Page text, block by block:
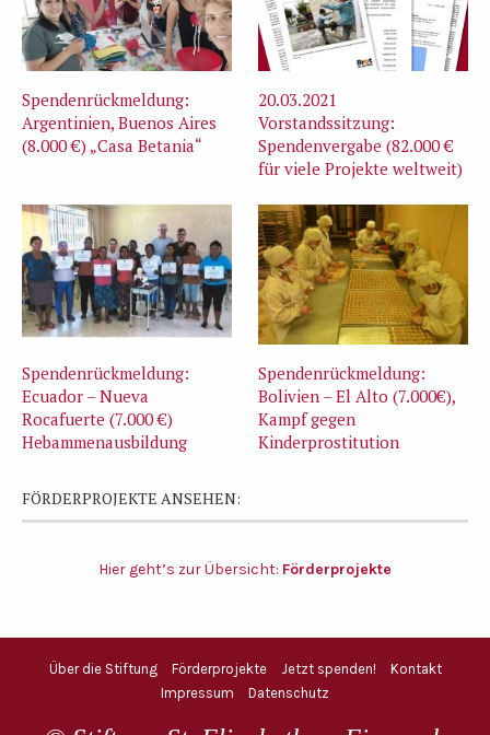
Spendenrückmeldung:
Argentinien, Buenos Aires
(8.000 €) „Casa Betania“
20.03.2021
Vorstandssitzung:
Spendenvergabe (82.000 €
für viele Projekte weltweit)
Spendenrückmeldung:
Ecuador – Nueva
Rocafuerte (7.000 €)
Hebammenausbildung
Spendenrückmeldung:
Bolivien – El Alto (7.000€),
Kampf gegen
Kinderprostitution
FÖRDERPROJEKTE ANSEHEN:
Hier geht’s zur Übersicht: Förderprojekte
Über die Stiftung Förderprojekte Jetzt spenden!
Kontakt
Impressum
Datenschutz